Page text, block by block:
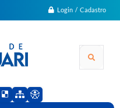
Login / Cadastro